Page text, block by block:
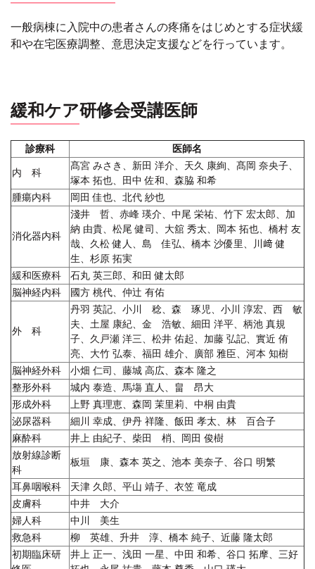
一般病棟に入院中の患者さんの疼痛をはじめとする症状緩
和や在宅医療調整、意思決定支援などを行っています。
緩和ケア研修会受講医師
診療科 医師名
内 科
髙宮 みさき、新田 洋介、天久 康絢、髙岡 奈央子、
塚本 拓也、田中 佐和、森脇 和希
腫瘍内科
岡田 佳也、北代 紗也
消化器内科
淺井 哲、赤峰 瑛介、中尾 栄祐、竹下 宏太郎、加
納 由貴、松尾 健司、大舘 秀太、岡本 拓也、橋村 友
哉、久松 健人、島 佳弘、橋本 沙優里、川﨑 健
生、杉原 拓実
緩和医療科
石丸 英三郎、和田 健太郎
脳神経内科
國方 桃代、仲辻 有佑
外 科
丹羽 英記、小川 稔、森 琢児、小川 淳宏、西 敏
夫、土屋 康紀、金 浩敏、細田 洋平、柄池 真規
子、久戸瀬 洋三、松井 佑起、加藤 弘記、實近 侑
亮、大竹 弘泰、福田 雄介、廣部 雅臣、河本 知樹
脳神経外科
小畑 仁司、藤城 高広、森本 隆之
整形外科
城内 泰造、馬塲 直人、畠 昂大
形成外科
上野 真理恵、森岡 茉里莉、中桐 由貴
泌尿器科
細川 幸成、伊丹 祥隆、飯田 孝太、林 百合子
麻酔科
井上 由紀子、柴田 梢、岡田 俊樹
放射線診断
科
板垣 康、森本 英之、池本 美奈子、谷口 明繁
耳鼻咽喉科
天津 久郎、平山 靖子、衣笠 竜成
皮膚科
中井 大介
婦人科
中川 美生
救急科
柳 英雄、升井 淳、橋本 純子、近藤 隆太郎
初期臨床研
井上 正一、浅田 一星、中田 和希、谷口 拓摩、三好